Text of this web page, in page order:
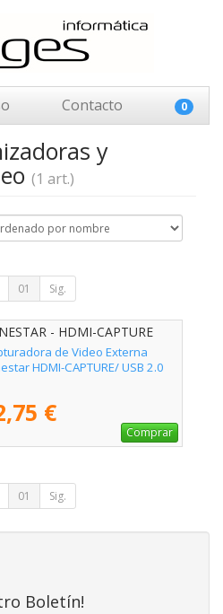
Contacto 0
y
(1 art.)
01 Sig.
- HDMI-CAPTURE
de Video Externa
HDMI-CAPTURE/ USB 2.0
€
Comprar
01 Sig.
Boletín!